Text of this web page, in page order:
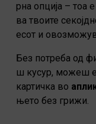
рна опција – тоа
ва твоите
есот и
Без потреба од
ш кусур, можеш
картичка во
њето без грижи.